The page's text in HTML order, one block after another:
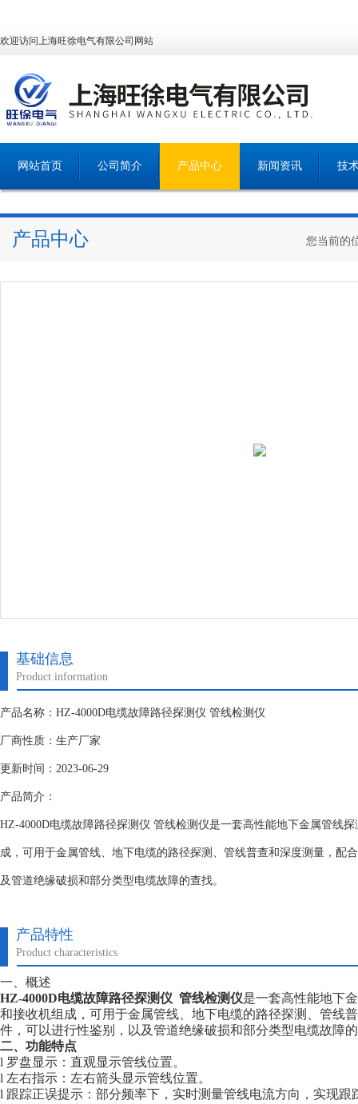
欢迎访问上海旺徐电气有限公司网站
网站首页 公司简介 产品中心 新闻资讯 技
产品中心 您当前的
基础信息
Product information
产品名称：HZ-4000D电缆故障路径探测仪 管线检测仪
厂商性质：生产厂家
更新时间：2023-06-29
产品简介：
HZ-4000D电缆故障路径探测仪 管线检测仪是一套高性能地下金属管线
成，可用于金属管线、地下电缆的路径探测、管线普查和深度测量，配
及管道绝缘破损和部分类型电缆故障的查找。
产品特性
Product characteristics
一、概述
HZ-4000D电缆故障路径探测仪 管线检测仪是一套高性能地下
和接收机组成，可用于金属管线、地下电缆的路径探测、管线
件，可以进行性鉴别，以及管道绝缘破损和部分类型电缆故障
二、功能特点
l 罗盘显示：直观显示管线位置。
l 左右指示：左右箭头显示管线位置。
l 跟踪正误提示：部分频率下，实时测量管线电流方向，实现跟